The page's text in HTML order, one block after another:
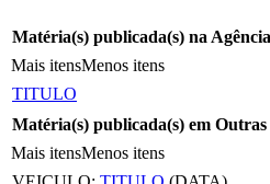
Matéria(s) publicada(s) na
Mais itensMenos itens
TITULO
Matéria(s) publicada(s) em
Mais itensMenos itens